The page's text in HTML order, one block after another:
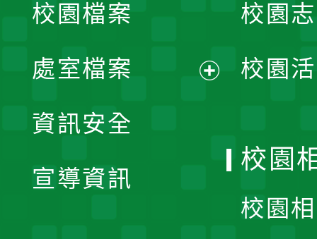
單
校園檔案
處室檔案
資訊安全
宣導資訊
校園
校園
校園
校園